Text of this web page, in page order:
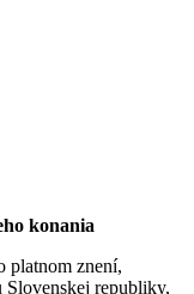
konania
platnom znení,
Slovenskej republiky,